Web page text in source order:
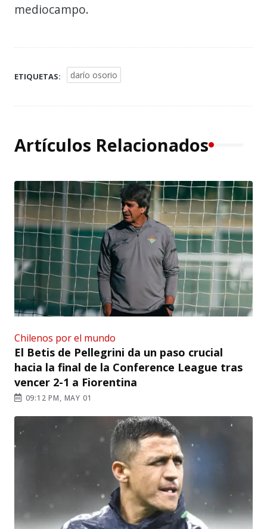
mediocampo.
ETIQUETAS: darío osorio
Artículos Relacionados
Chilenos por el mundo
El Betis de Pellegrini da un paso crucial
hacia la final de la Conference League tras
vencer 2-1 a Fiorentina
09:12 PM, MAY 01